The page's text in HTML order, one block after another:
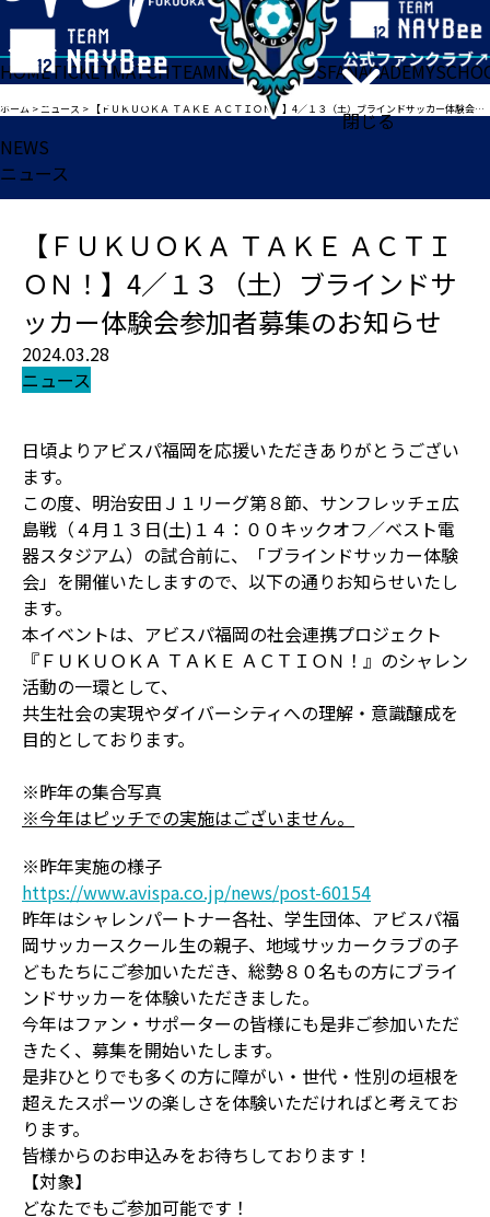
閉じる
HOMETICKETMATCHTEAMNEWSGOODSFANACADEMY
ホーム >ニュース > 【ＦＵＫＵＯＫＡ ＴＡＫＥ ＡＣＴＩＯＮ！】4／１３（土）ブラインドサッカー体験会参加者募集のお知らせ
NEWS
ニュース
【ＦＵＫＵＯＫＡ ＴＡＫＥ ＡＣＴＩ
ＯＮ！】4／１３（土）ブラインドサ
ッカー体験会参加者募集のお知らせ
2024.03.28
ニュース
日頃よりアビスパ福岡を応援いただきありがとうござい
ます。
この度、明治安田Ｊ１リーグ第８節、サンフレッチェ広
島戦（４月１３日(土)１４：００キックオフ／ベスト電
器スタジアム）の試合前に、「ブラインドサッカー体験
会」を開催いたしますので、以下の通りお知らせいたし
ます。
本イベントは、アビスパ福岡の社会連携プロジェクト
『ＦＵＫＵＯＫＡ ＴＡＫＥ ＡＣＴＩＯＮ！』のシャレン
活動の一環として、
共生社会の実現やダイバーシティへの理解・意識醸成を
目的としております。
※昨年の集合写真
※今年はピッチでの実施はございません。
※昨年実施の様子
https://www.avispa.co.jp/news/post-60154
昨年はシャレンパートナー各社、学生団体、アビスパ福
岡サッカースクール生の親子、地域サッカークラブの子
どもたちにご参加いただき、総勢８０名もの方にブライ
ンドサッカーを体験いただきました。
今年はファン・サポーターの皆様にも是非ご参加いただ
きたく、募集を開始いたします。
是非ひとりでも多くの方に障がい・世代・性別の垣根を
超えたスポーツの楽しさを体験いただければと考えてお
ります。
皆様からのお申込みをお待ちしております！
【対象】
どなたでもご参加可能です！